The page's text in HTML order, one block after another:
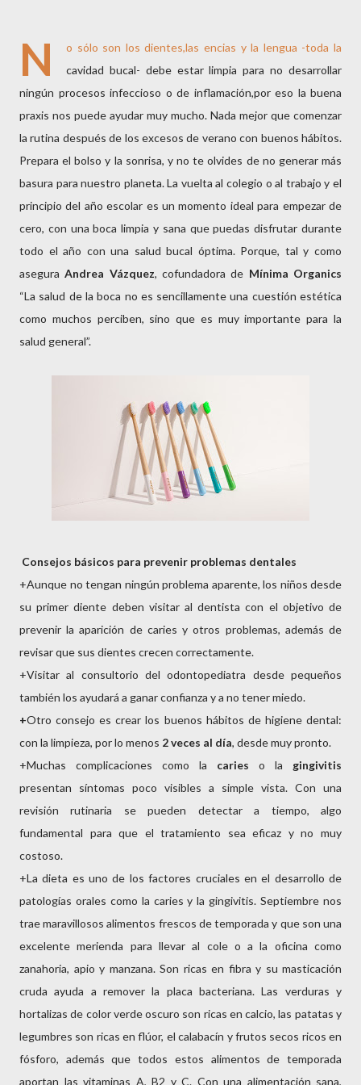
N
o sólo son los dientes,las encias y la lengua -toda la
cavidad bucal- debe estar limpia para no desarrollar
ningún procesos infeccioso o de inflamación,por eso la buena
praxis nos puede ayudar muy mucho. Nada mejor que comenzar
la rutina después de los excesos de verano con buenos hábitos.
Prepara el bolso y la sonrisa, y no te olvides de no generar más
basura para nuestro planeta. La vuelta al colegio o al trabajo y el
principio del año escolar es un momento ideal para empezar de
cero, con una boca limpia y sana que puedas disfrutar durante
todo el año con una salud bucal óptima. Porque, tal y como
aseguraAndrea Vázquez, cofundadora de Mínima Organics
“La salud de la boca no es sencillamente una cuestión estética
como muchos perciben, sino que es muy importante para la
salud general”.
Consejos básicos para prevenir problemas dentales
+Aunque no tengan ningún problema aparente, los niños desde
su primer diente deben visitar al dentista con el objetivo de
prevenir la aparición de caries y otros problemas, además de
revisar que sus dientes crecen correctamente.
+Visitar al consultorio del odontopediatra desde pequeños
también los ayudará a ganar confianza y a no tener miedo.
+Otro consejo es crear los buenos hábitos de higiene dental:
con la limpieza, por lo menos 2 veces al día, desde muy pronto.
+Muchas complicaciones como la caries o la gingivitis
presentan síntomas poco visibles a simple vista. Con una
revisión rutinaria se pueden detectar a tiempo, algo
fundamental para que el tratamiento sea eficaz y no muy
costoso.
+La dieta es uno de los factores cruciales en el desarrollo de
patologías orales como la caries y la gingivitis. Septiembre nos
trae maravillosos alimentos frescos de temporada y que son una
excelente merienda para llevar al cole o a la oficina como
zanahoria, apio y manzana. Son ricas en fibra y su masticación
cruda ayuda a remover la placa bacteriana. Las verduras y
hortalizas de color verde oscuro son ricas en calcio, las patatas y
legumbres son ricas en flúor, el calabacín y frutos secos ricos en
fósforo, además que todos estos alimentos de temporada
aportan las vitaminas A, B2 y C. Con una alimentación sana,